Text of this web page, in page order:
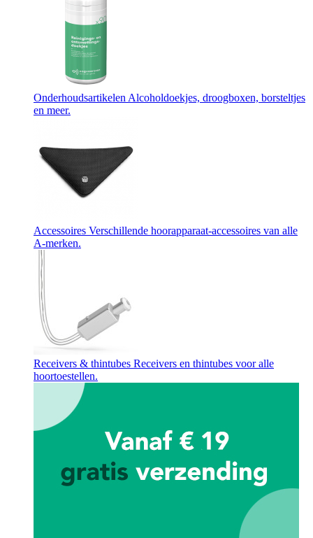
Onderhoudsartikelen Alcoholdoekjes, droogboxen, borsteltjes
en meer.
Accessoires Verschillende hoorapparaat-accessoires van alle
A-merken.
Receivers & thintubes Receivers en thintubes voor alle
hoortoestellen.